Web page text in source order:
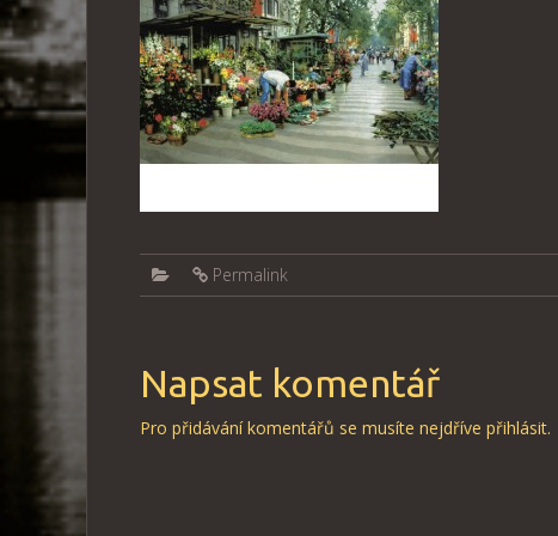
Permalink
Napsat komentář
Pro přidávání komentářů se musíte nejdříve přihlásit.